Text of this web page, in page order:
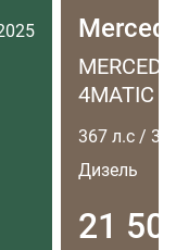
4MATIC
367 л.с / 3 л
Дизель
21